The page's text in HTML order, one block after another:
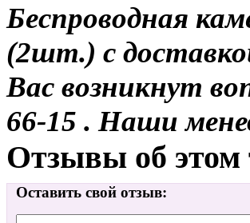
Беспроводная
(2шт.) с
Вас возникнут
66-15 . Наши
Отзывы об этом
Оставить свой отзыв: